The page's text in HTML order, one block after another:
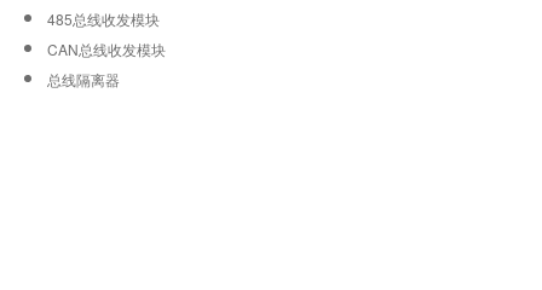
485总线收发模块
CAN总线收发模块
总线隔离器